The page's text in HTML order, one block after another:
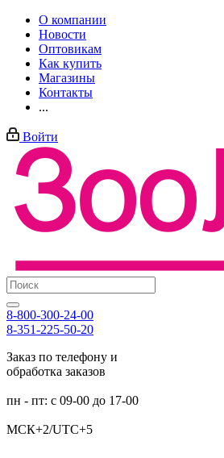
О компании
Новости
Оптовикам
Как купить
Магазины
Контакты
...
Войти
8-800-300-24-00
8-351-225-50-20
Заказ по телефону и
обработка заказов
пн - пт: с 09-00 до 17-00
МСК+2/UTC+5